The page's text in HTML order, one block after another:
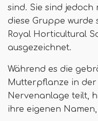
sind. Sie sind jedoch
diese Gruppe wurde
Royal Horticultural
ausgezeichnet.
Während es die
Mutterpflanze in der
Nervenanlage teilt,
ihre eigenen Namen,